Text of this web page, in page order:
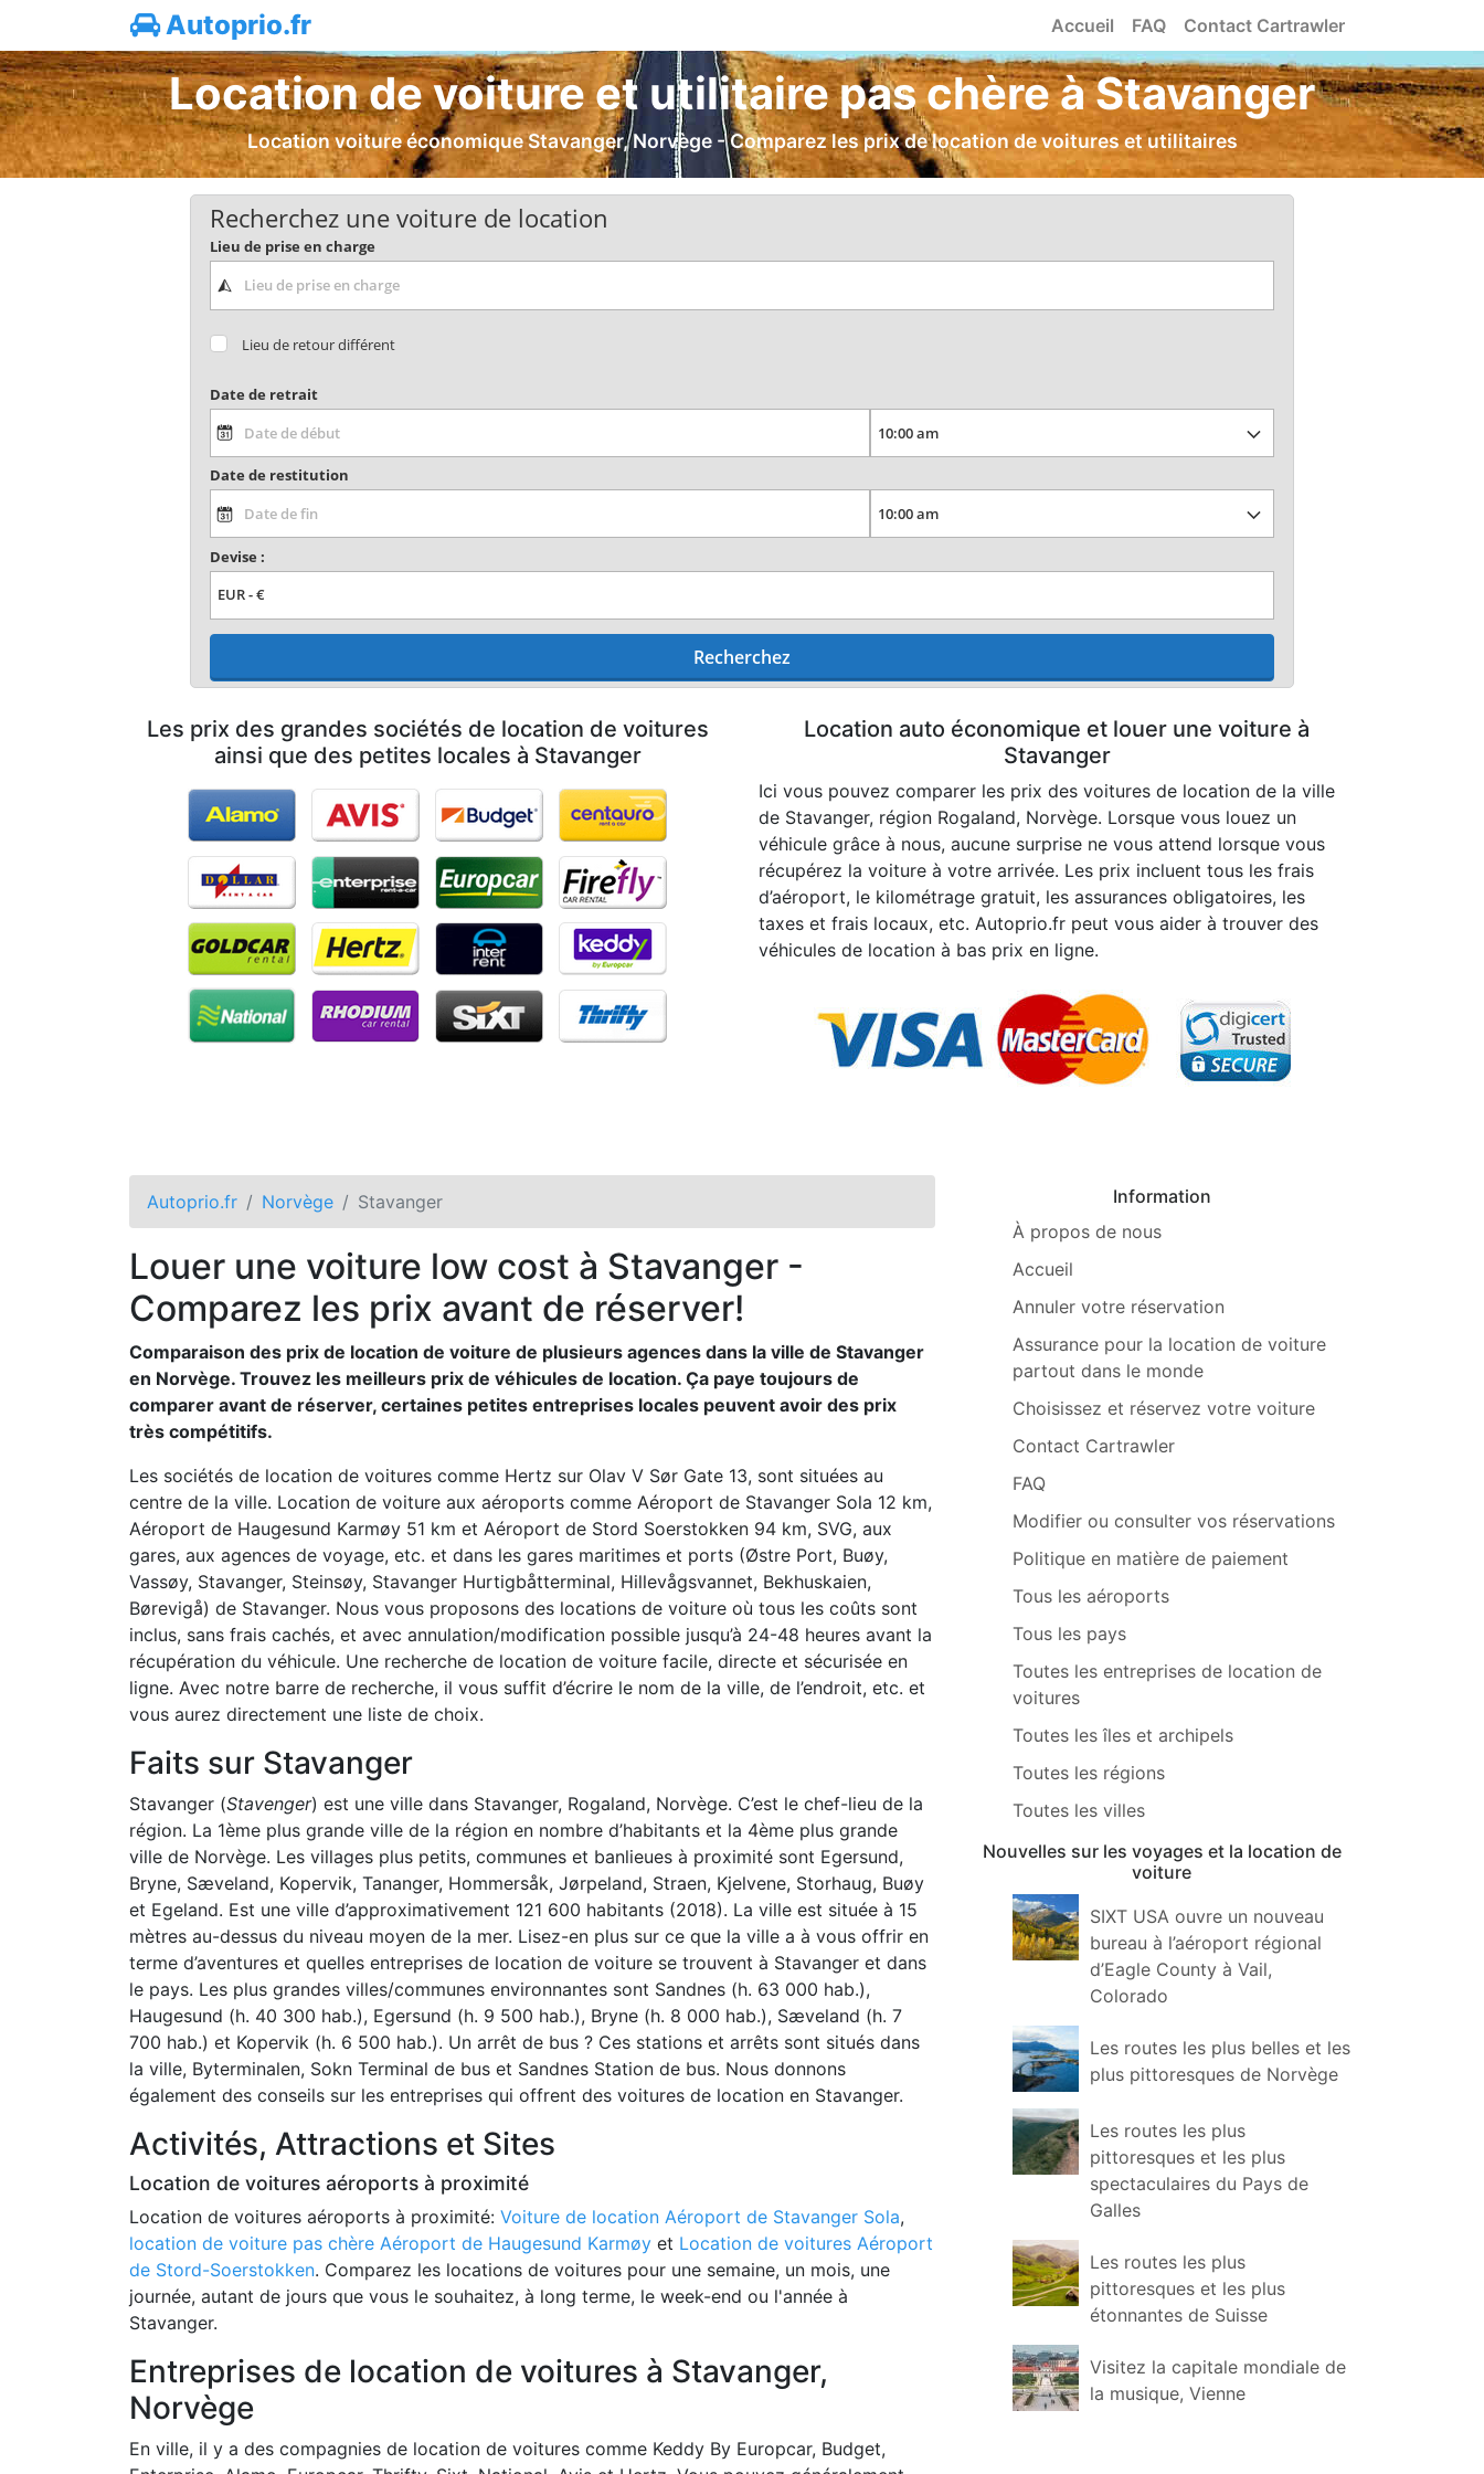
Autoprio.fr Accueil FAQ Contact Cartrawler
Location de voiture et utilitaire pas chère à Stavanger
Location voiture économique Stavanger, Norvège - Comparez les prix de location de voitures et utilitaires
Recherchez une voiture de location
Lieu de prise en charge
Lieu de retour différent
Date de retrait
Date de restitution
Devise :
Recherchez
Les prix des grandes sociétés de location de voitures
ainsi que des petites locales à Stavanger
Location auto économique et louer une voiture à
Stavanger
Ici vous pouvez comparer les prix des voitures de location de la ville
de Stavanger, région Rogaland, Norvège. Lorsque vous louez un
véhicule grâce à nous, aucune surprise ne vous attend lorsque vous
récupérez la voiture à votre arrivée. Les prix incluent tous les frais
d’aéroport, le kilométrage gratuit, les assurances obligatoires, les
taxes et frais locaux, etc. Autoprio.fr peut vous aider à trouver des
véhicules de location à bas prix en ligne.
Autoprio.fr Norvège Stavanger
Louer une voiture low cost à Stavanger -
Comparez les prix avant de réserver!
Comparaison des prix de location de voiture de plusieurs agences dans la ville de Stavanger
en Norvège. Trouvez les meilleurs prix de véhicules de location. Ça paye toujours de
comparer avant de réserver, certaines petites entreprises locales peuvent avoir des prix
très compétitifs.
Les sociétés de location de voitures comme Hertz sur Olav V Sør Gate 13, sont situées au
centre de la ville. Location de voiture aux aéroports comme Aéroport de Stavanger Sola 12 km,
Aéroport de Haugesund Karmøy 51 km et Aéroport de Stord Soerstokken 94 km, SVG, aux
gares, aux agences de voyage, etc. et dans les gares maritimes et ports (Østre Port, Buøy,
Vassøy, Stavanger, Steinsøy, Stavanger Hurtigbåtterminal, Hillevågsvannet, Bekhuskaien,
Børevigå) de Stavanger. Nous vous proposons des locations de voiture où tous les coûts sont
inclus, sans frais cachés, et avec annulation/modification possible jusqu’à 24-48 heures avant la
récupération du véhicule. Une recherche de location de voiture facile, directe et sécurisée en
ligne. Avec notre barre de recherche, il vous suffit d’écrire le nom de la ville, de l’endroit, etc. et
vous aurez directement une liste de choix.
Faits sur Stavanger
Stavanger (Stavenger) est une ville dans Stavanger, Rogaland, Norvège. C’est le chef-lieu de la
région. La 1ème plus grande ville de la région en nombre d’habitants et la 4ème plus grande
ville de Norvège. Les villages plus petits, communes et banlieues à proximité sont Egersund,
Bryne, Sæveland, Kopervik, Tananger, Hommersåk, Jørpeland, Straen, Kjelvene, Storhaug, Buøy
et Egeland. Est une ville d’approximativement 121 600 habitants (2018). La ville est située à 15
mètres au-dessus du niveau moyen de la mer. Lisez-en plus sur ce que la ville a à vous offrir en
terme d’aventures et quelles entreprises de location de voiture se trouvent à Stavanger et dans
le pays. Les plus grandes villes/communes environnantes sont Sandnes (h. 63 000 hab.),
Haugesund (h. 40 300 hab.), Egersund (h. 9 500 hab.), Bryne (h. 8 000 hab.), Sæveland (h. 7
700 hab.) et Kopervik (h. 6 500 hab.). Un arrêt de bus ? Ces stations et arrêts sont situés dans
la ville, Byterminalen, Sokn Terminal de bus et Sandnes Station de bus. Nous donnons
également des conseils sur les entreprises qui offrent des voitures de location en Stavanger.
Activités, Attractions et Sites
Location de voitures aéroports à proximité
Location de voitures aéroports à proximité: Voiture de location Aéroport de Stavanger Sola,
location de voiture pas chère Aéroport de Haugesund Karmøy et Location de voitures Aéroport
de Stord-Soerstokken. Comparez les locations de voitures pour une semaine, un mois, une
journée, autant de jours que vous le souhaitez, à long terme, le week-end ou l'année à
Stavanger.
Entreprises de location de voitures à Stavanger,
Norvège
En ville, il y a des compagnies de location de voitures comme Keddy By Europcar, Budget,
Information
À propos de nous
Accueil
Annuler votre réservation
Assurance pour la location de voiture
partout dans le monde
Choisissez et réservez votre voiture
Contact Cartrawler
FAQ
Modifier ou consulter vos réservations
Politique en matière de paiement
Tous les aéroports
Tous les pays
Toutes les entreprises de location de
voitures
Toutes les îles et archipels
Toutes les régions
Toutes les villes
Nouvelles sur les voyages et la location de
voiture
SIXT USA ouvre un nouveau
bureau à l’aéroport régional
d’Eagle County à Vail,
Colorado
Les routes les plus belles et les
plus pittoresques de Norvège
Les routes les plus
pittoresques et les plus
spectaculaires du Pays de
Galles
Les routes les plus
pittoresques et les plus
étonnantes de Suisse
Visitez la capitale mondiale de
la musique, Vienne